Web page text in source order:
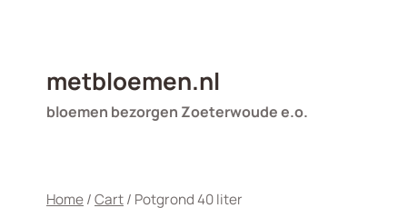
metbloemen.nl
bloemen bezorgen Zoeterwoude e.o.
Home/Cart/ Potgrond 40 liter